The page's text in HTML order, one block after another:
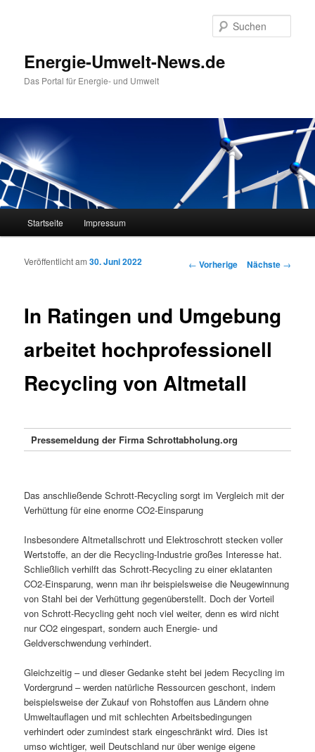
Energie-Umwelt-News.de
Das Portal für Energie- und Umwelt
Zum Inhalt wechseln
Zum sekundären Inhalt wechseln
Startseite Impressum
Artikelnavigation
← Vorherige Nächste →
In Ratingen und Umgebung
arbeitet hochprofessionell
Recycling von Altmetall
Veröffentlicht am30. Juni 2022
Pressemeldung der Firma Schrottabholung.org
Das anschließende Schrott-Recycling sorgt im Vergleich mit der
Verhüttung für eine enorme CO2-Einsparung
Insbesondere Altmetallschrott und Elektroschrott stecken voller
Wertstoffe, an der die Recycling-Industrie großes Interesse hat.
Schließlich verhilft das Schrott-Recycling zu einer eklatanten
CO2-Einsparung, wenn man ihr beispielsweise die Neugewinnung
von Stahl bei der Verhüttung gegenüberstellt. Doch der Vorteil
von Schrott-Recycling geht noch viel weiter, denn es wird nicht
nur CO2 eingespart, sondern auch Energie- und
Geldverschwendung verhindert.
Gleichzeitig – und dieser Gedanke steht bei jedem Recycling im
Vordergrund – werden natürliche Ressourcen geschont, indem
beispielsweise der Zukauf von Rohstoffen aus Ländern ohne
Umweltauflagen und mit schlechten Arbeitsbedingungen
verhindert oder zumindest stark eingeschränkt wird. Dies ist
umso wichtiger, weil Deutschland nur über wenige eigene